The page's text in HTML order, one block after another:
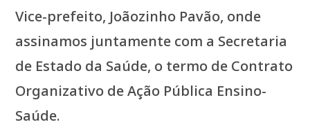
Vice-prefeito, Joãozinho Pavão, onde
assinamos juntamente com a Secretaria
de Estado da Saúde, o termo de Contrato
Organizativo de Ação Pública Ensino-
Saúde.